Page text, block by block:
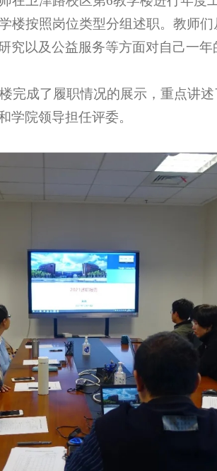
楼按照岗位类型分组述职。教师
究以及公益服务等方面对自己一
完成了履职情况的展示，重点讲
学院领导担任评委。